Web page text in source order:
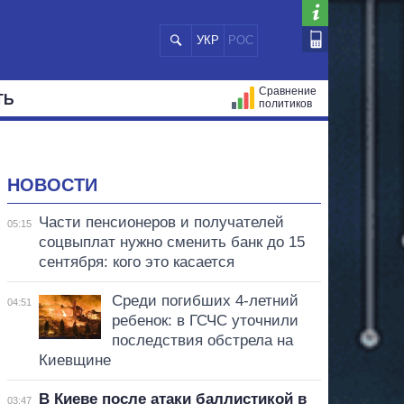
УКР РОС
Сравнение
политиков
НОВОСТИ
05:15
Части пенсионеров и получателей
соцвыплат нужно сменить банк до 15
сентября: кого это касается
04:51
Среди погибших 4-летний
ребенок: в ГСЧС уточнили
последствия обстрела на
Киевщине
03:47
В Киеве после атаки баллистикой в